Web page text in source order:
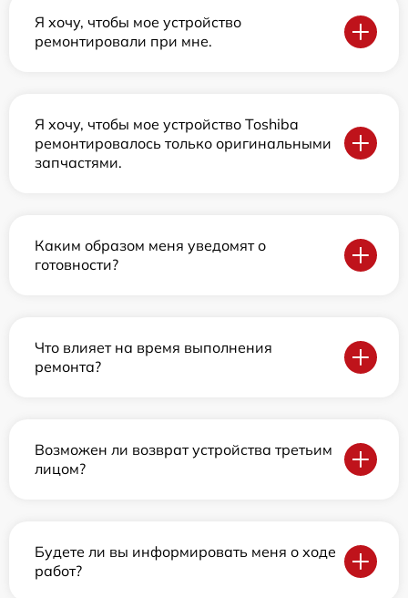
Я хочу, чтобы мое устройство
ремонтировали при мне.
Я хочу, чтобы мое устройство Toshiba
ремонтировалось только оригинальными
запчастями.
Каким образом меня уведомят о
готовности?
Что влияет на время выполнения
ремонта?
Возможен ли возврат устройства третьим
лицом?
Будете ли вы информировать меня о ходе
работ?